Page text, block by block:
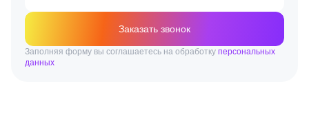
Заказать звонок
Заполняя форму вы соглашаетесь на обработку персональных
данных